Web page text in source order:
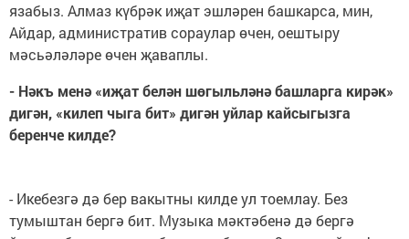
язабыз. Алмаз күбрәк иҗат эшләрен башкарса, мин,
Айдар, административ сораулар өчен, оештыру
мәсьәләләре өчен җаваплы.
- Нәкъ менә «иҗат белән шөгыльләнә башларга кирәк»
дигән, «килеп чыга бит» дигән уйлар кайсыгызга
беренче килде?
- Икебезгә дә бер вакытны килде ул тоемлау. Без
тумыштан бергә бит. Музыка мәктәбенә дә бергә